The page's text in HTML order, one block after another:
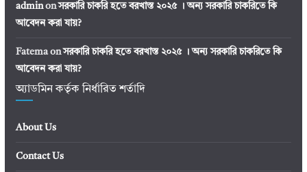
adminonসরকারি চাকরি হতে বরখাস্ত ২০২৫ । অন্য সরকারি চাকরিতে কি
আবেদন করা যায়?
Fatemaonসরকারি চাকরি হতে বরখাস্ত ২০২৫ । অন্য সরকারি চাকরিতে কি
আবেদন করা যায়?
অ্যাডমিন কর্তৃক নির্ধারিত শর্তাদি
About Us
Contact Us